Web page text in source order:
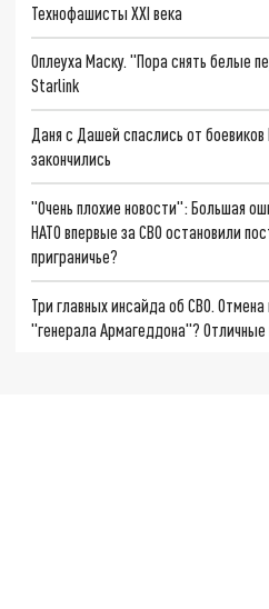
Технофашисты XXI века
Оплеуха Маску. "Пора снять белые
Starlink
Даня с Дашей спаслись от
закончились
"Очень плохие новости": Большая
НАТО впервые за СВО остановили
приграничье?
Три главных инсайда об СВО.
"генерала Армагеддона"?